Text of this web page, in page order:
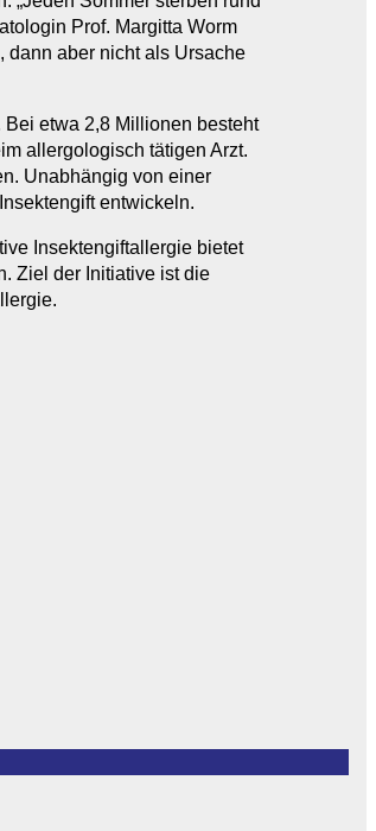
Prof. Margitta Worm
dann aber nicht als Ursache
etwa 2,8 Millionen besteht
allergologisch tätigen Arzt.
Unabhängig von einer
entwickeln.
Insektengiftallergie bietet
Ziel der Initiative ist die